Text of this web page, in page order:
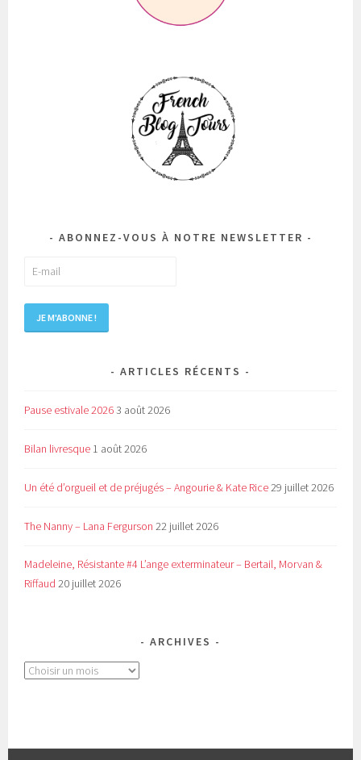
ABONNEZ-VOUS À NOTRE NEWSLETTER
ARTICLES RÉCENTS
Pause estivale 20263 août 2026
Bilan livresque 1 août 2026
Un été d’orgueil et de préjugés – Angourie & Kate Rice29 juillet 2026
The Nanny – Lana Fergurson 22 juillet 2026
Madeleine, Résistante #4 L’ange exterminateur – Bertail, Morvan &
Riffaud 20 juillet 2026
ARCHIVES
Archives